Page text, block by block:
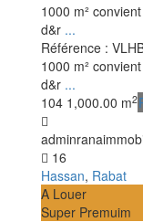
1000 m²
d&r ...
Référence :
1000 m²
d&r ...
104 1,000.00 m2
16
Hassan, Rabat
A Louer
Super Premuim